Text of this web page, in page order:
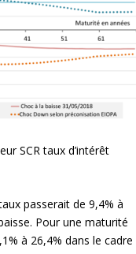
SCR taux d’intérêt
passerait de 9,4% à
Pour une maturité
à 26,4% dans le cadre